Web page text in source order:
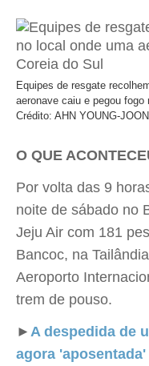
Equipes de resgate
aeronave caiu e pegou fogo
Crédito: AHN YOUNG-
O QUE
Por volta das 9
noite de sábado no
Jeju Air com 181
Bancoc, na
Aeroporto
trem de pouso.
► A despedida de
agora 'aposentada'